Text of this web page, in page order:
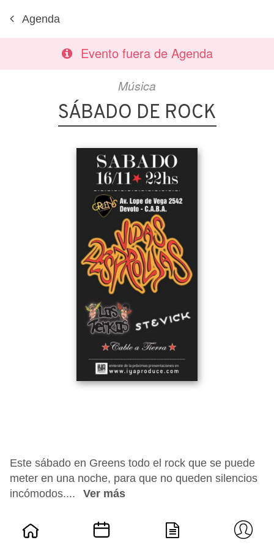
Agenda
Evento fuera de Agenda
Música
SÁBADO DE ROCK
Este sábado en Greens todo el rock que se puede
meter en una noche, para que no queden silencios
incómodos....
Ver más